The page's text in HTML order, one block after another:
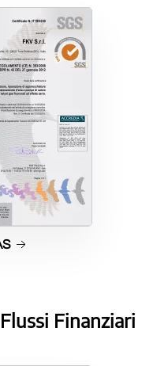
Finanziari